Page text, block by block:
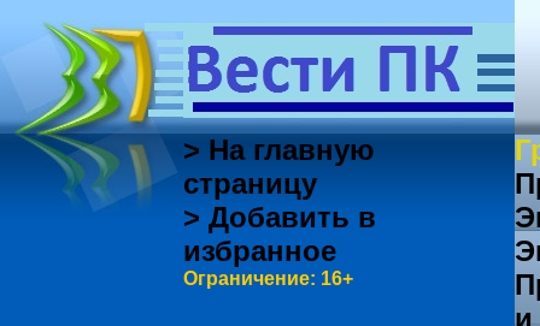
> На главную
страницу
> Добавить в
избранное
Ограничение: 16+